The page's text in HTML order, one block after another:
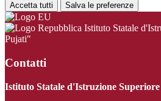
Accetta tutti Salva le preferenze
Istituto Statale
Pujati"
Contatti
Istituto Statale d'Istruzione